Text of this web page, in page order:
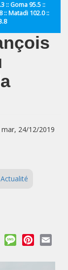
:: Goma 95.5 ::
:: Matadi 102.0 ::
24/12/2019
Actualité
Viber MessagePinterest